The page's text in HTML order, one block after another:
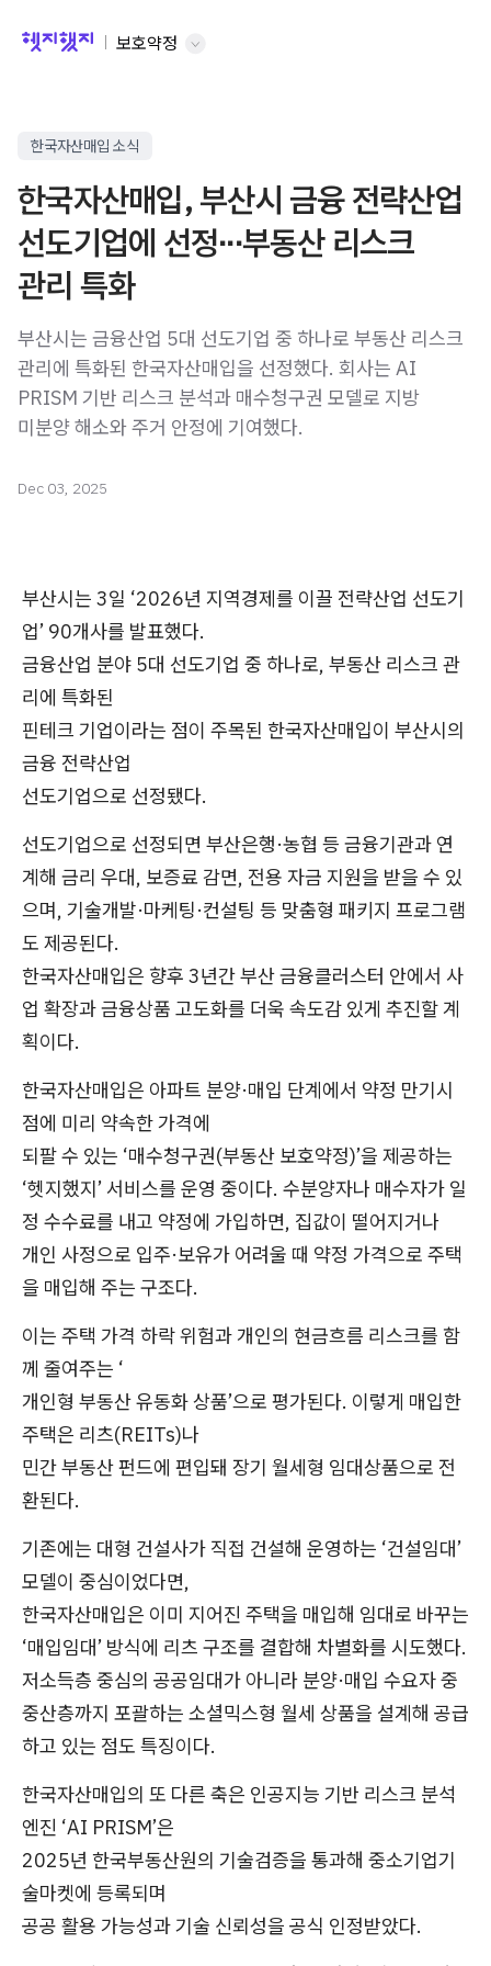
보호약정
한국자산매입 소식
한국자산매입, 부산시 금융 전략산업
선도기업에 선정∙∙∙부동산 리스크
관리 특화
부산시는 금융산업 5대 선도기업 중 하나로 부동산 리스크
관리에 특화된 한국자산매입을 선정했다. 회사는 AI
PRISM 기반 리스크 분석과 매수청구권 모델로 지방
미분양 해소와 주거 안정에 기여했다.
Dec 03, 2025
부산시는 3일 ‘2026년 지역경제를 이끌 전략산업 선도기
업’ 90개사를 발표했다.
금융산업 분야 5대 선도기업 중 하나로, 부동산 리스크 관
리에 특화된
핀테크 기업이라는 점이 주목된 한국자산매입이 부산시의
금융 전략산업
선도기업으로 선정됐다.
선도기업으로 선정되면 부산은행·농협 등 금융기관과 연
계해 금리 우대, 보증료 감면, 전용 자금 지원을 받을 수 있
으며, 기술개발·마케팅·컨설팅 등 맞춤형 패키지 프로그램
도 제공된다.
한국자산매입은 향후 3년간 부산 금융클러스터 안에서 사
업 확장과 금융상품 고도화를 더욱 속도감 있게 추진할 계
획이다.
한국자산매입은 아파트 분양·매입 단계에서 약정 만기시
점에 미리 약속한 가격에
되팔 수 있는 ‘매수청구권(부동산 보호약정)’을 제공하는
‘헷지했지’ 서비스를 운영 중이다. 수분양자나 매수자가 일
정 수수료를 내고 약정에 가입하면, 집값이 떨어지거나
개인 사정으로 입주·보유가 어려울 때 약정 가격으로 주택
을 매입해 주는 구조다.
이는 주택 가격 하락 위험과 개인의 현금흐름 리스크를 함
께 줄여주는 ‘
개인형 부동산 유동화 상품’으로 평가된다. 이렇게 매입한
주택은 리츠(REITs)나
민간 부동산 펀드에 편입돼 장기 월세형 임대상품으로 전
환된다.
기존에는 대형 건설사가 직접 건설해 운영하는 ‘건설임대’
모델이 중심이었다면,
한국자산매입은 이미 지어진 주택을 매입해 임대로 바꾸는
‘매입임대’ 방식에 리츠 구조를 결합해 차별화를 시도했다.
저소득층 중심의 공공임대가 아니라 분양·매입 수요자 중
중산층까지 포괄하는 소셜믹스형 월세 상품을 설계해 공급
하고 있는 점도 특징이다.
한국자산매입의 또 다른 축은 인공지능 기반 리스크 분석
엔진 ‘AI PRISM’은
2025년 한국부동산원의 기술검증을 통과해 중소기업기
술마켓에 등록되며
공공 활용 가능성과 기술 신뢰성을 공식 인정받았다.